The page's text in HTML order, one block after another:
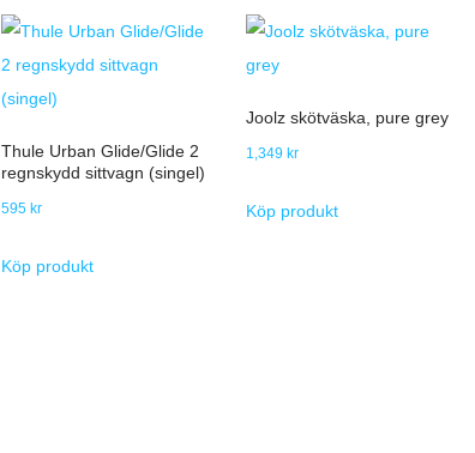
Thule Urban Glide/Glide 2
regnskydd sittvagn (singel)
595 kr
Köp produkt
Joolz skötväska, pure grey
1,349 kr
Köp produkt